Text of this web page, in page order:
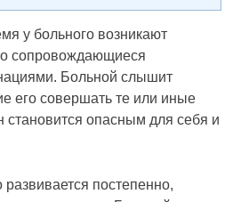
у больного возникают
сопровождающиеся
Больной слышит
его совершать те или иные
становится опасным для себя и
постепенно,